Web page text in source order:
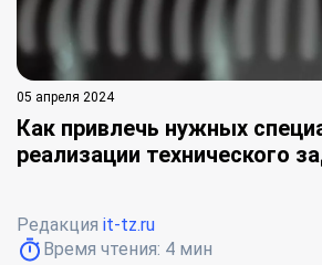
05 апреля 2024
Как привлечь нужных
реализации технического
Редакция it-tz.ru
Время чтения: 4 мин